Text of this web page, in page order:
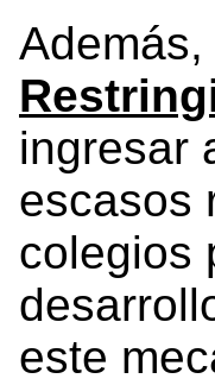
Además,
ingresar
escasos
colegios
este